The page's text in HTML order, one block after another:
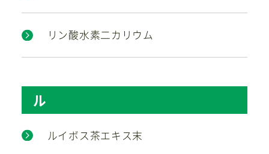
リン酸水素二カリウム
ル
ルイボス茶エキス末